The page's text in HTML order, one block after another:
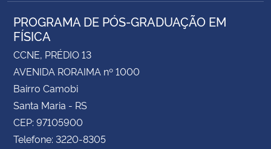
Advocacia-Geral da União
Banco Central do Brasil
Planalto
PROGRAMA DE PÓS-GRADUAÇÃO EM
FÍSICA
CCNE, PRÉDIO 13
AVENIDA RORAIMA nº 1000
Bairro Camobi
Santa Maria - RS
CEP: 97105900
Telefone: 3220-8305